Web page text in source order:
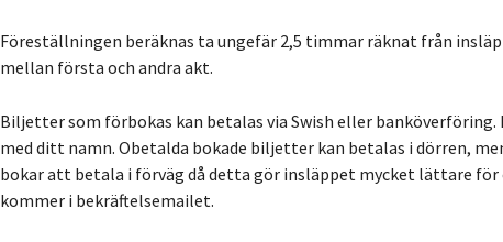
Föreställningen beräknas ta ungefär 2,5 timmar räknat från
mellan första och andra akt.
Biljetter som förbokas kan betalas via Swish eller banköverföring.
med ditt namn. Obetalda bokade biljetter kan betalas i dörren,
bokar att betala i förväg då detta gör insläppet mycket lättare
kommer i bekräftelsemailet.